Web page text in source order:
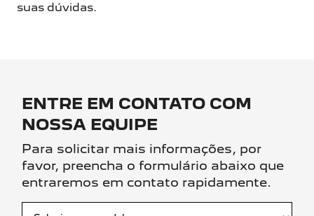
suas dúvidas.
ENTRE EM CONTATO COM
NOSSA EQUIPE
Para solicitar mais informações, por
favor, preencha o formulário abaixo que
entraremos em contato rapidamente.